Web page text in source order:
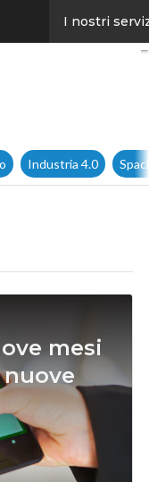
I nostri
Industria 4.0
mesi